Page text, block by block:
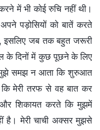
में भी कोई रुचि नहीं थी।
पड़ोसियों को बातें करते
इसलिए जब तक बहुत जरूरी
के दिनों में कुछ पूछने के लिए
मुझे समझ न आता कि शुरुआत
मेरी तरफ से वह बात कर
और शिकायत करते कि मुझमें
है। मेरी चाची अक्सर मुझसे